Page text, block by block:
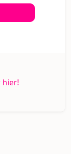
hier!